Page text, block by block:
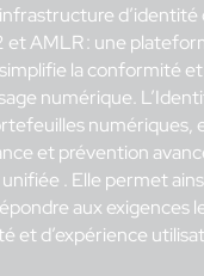
et AMLR : une
la conformité et
numérique.
numériques,
et prévention
. Elle permet
aux exigences
et d’expérience